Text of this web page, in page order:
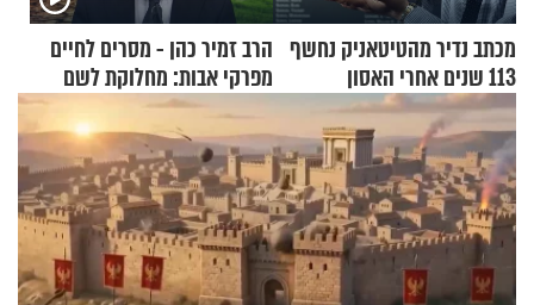
מכתב נדיר מהטיטאניק נחשף
113 שנים אחרי האסון
הרב זמיר כהן - מסרים לחיים
מפרקי אבות: מחלוקת לשם
שמיים